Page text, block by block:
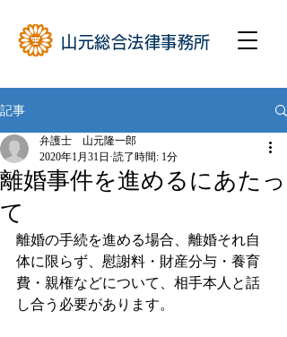
山元総合法律事務所
記事
離婚事件を進めるにあたっ
て
弁護士 山元隆一郎
2020年1月31日 読了時間: 1分
離婚の手続を進める場合、離婚それ自
体に限らず、慰謝料・財産分与・養育
費・親権などについて、相手本人と話
し合う必要があります。